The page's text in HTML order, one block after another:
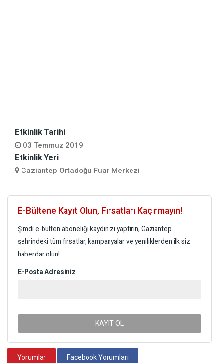
Etkinlik Tarihi
03 Temmuz 2019
Etkinlik Yeri
Gaziantep Ortadoğu Fuar Merkezi
E-Bültene Kayıt Olun, Fırsatları Kaçırmayın!
Şimdi e-bülten aboneliği kaydınızı yaptırın, Gaziantep
şehrindeki tüm fırsatlar, kampanyalar ve yeniliklerden ilk siz
haberdar olun!
E-Posta Adresiniz
KAYIT OL
Yorumlar Facebook Yorumları